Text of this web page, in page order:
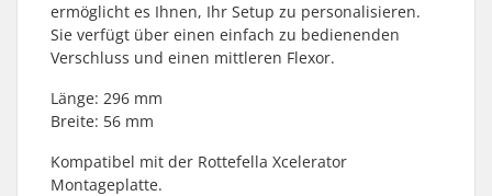
ermöglicht es Ihnen, Ihr Setup zu personalisieren.
Sie verfügt über einen einfach zu bedienenden
Verschluss und einen mittleren Flexor.
Länge: 296 mm
Breite: 56 mm
Kompatibel mit der Rottefella Xcelerator
Montageplatte.